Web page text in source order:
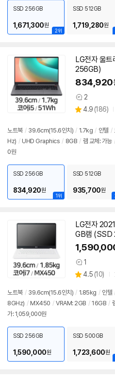
2위
SSD 256GB
1,671,300원
SSD 512GB
1,719,280원
LG전자 울
256GB)
834,920
상
품
견
2
별
4.9 (상
리
뷰
186)
노트북 / 39.6cm(15.6인치) / 1.7kg / 인텔 /
Hz) / UHD Graphics / 8GB / 램 교체: 가능 /
0원
1위
SSD 256GB
834,920원
SSD 512GB
935,700원
LG전자
GB램 (SSD
상
품
견
1
별
점
4.5 (상
리
뷰
10)
노트북 / 39.6cm(15.6인치) / 1.85kg / 인텔
8GHz) / MX450 / VRAM: 2GB / 16GB /
가: 1,059,000원
SSD 256GB
1,590,000원
SSD 500GB
1,723,600원